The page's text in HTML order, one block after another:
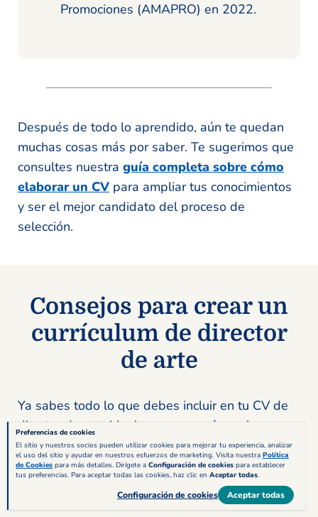
Promociones (AMAPRO) en 2022.
Después de todo lo aprendido, aún te quedan
muchas cosas más por saber. Te sugerimos que
consultes nuestra guía completa sobre cómo
elaborar un CV para ampliar tus conocimientos
y ser el mejor candidato del proceso de
selección.
Consejos para crear un
currículum de director
de arte
Ya sabes todo lo que debes incluir en tu CV de
director de arte ideal, pero aun así, en el
siguiente bloque te dejamos cinco consejos de
nuestros expertos que te ayudarán a dibujar tu
camino hacia el éxito con tu currículum de
Preferencias de cookies
El sitio y nuestros socios pueden utilizar cookies para mejorar tu experiencia, analizar
el uso del sitio y ayudar en nuestros esfuerzos de marketing. Visita nuestra Política
de Cookies para más detalles. Dirígete a Configuración de cookies para establecer
tus preferencias. Para aceptar todas las cookies, haz clic en Aceptar todas.
Configuración de cookies Aceptar todas